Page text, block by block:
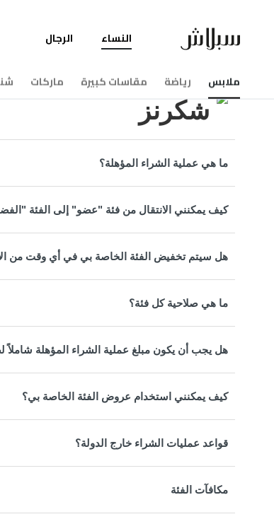
النساء
ملابس رياضة مقاسات كبيرة ماركات
الرجال
شكرنز
ما هي عملية الشراء المؤهلة؟
كيف يمكنني الانتقال من فئة "عضو" إلى الفئة
هل سيتم تخفيض الفئة الخاصة بي في أي وقت من
ما هي صلاحية كل فئة؟
هل يجب أن يكون مبلغ عملية الشراء المؤهلة شاملاً
كيف يمكنني استخدام عروض الفئة الخاصة بي؟
قواعد عمليات الشراء خارج الدولة؟
مكافآت الفئة